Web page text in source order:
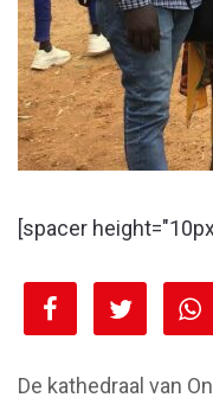
[spacer
[spacer
De kathedraal van